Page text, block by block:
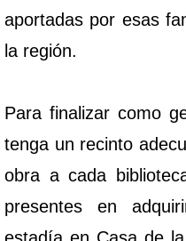
aportadas por esas
la región.
Para finalizar como
tenga un recinto
obra a cada
presentes en